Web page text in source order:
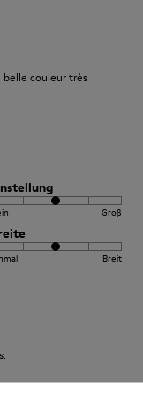
belle couleur très
Groß
Breit